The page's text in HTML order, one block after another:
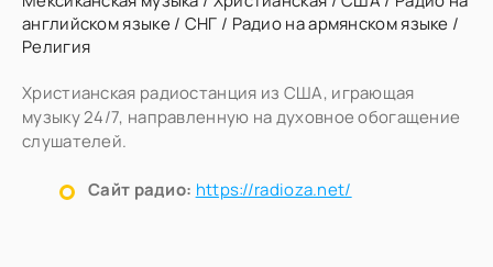
английском языке/ СНГ / Радио на армянском языке /
Религия
Христианская радиостанция из США, играющая
музыку 24/7, направленную на духовное обогащение
слушателей.
Сайт радио: https://radioza.net/